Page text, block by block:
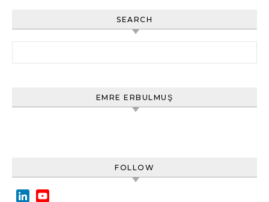
SEARCH
EMRE ERBULMUŞ
FOLLOW
LinkedIn